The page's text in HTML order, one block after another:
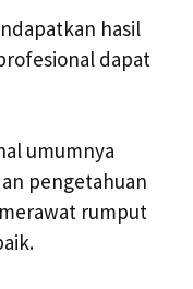
hasil
dapat
umumnya
pengetahuan
rumput